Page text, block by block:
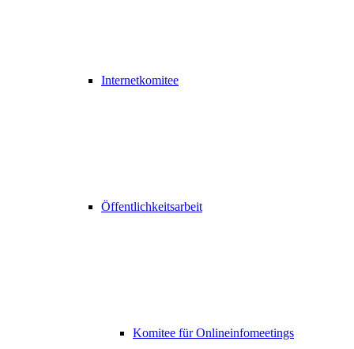
Internetkomitee
Öffentlichkeitsarbeit
Komitee für Onlineinfomeetings